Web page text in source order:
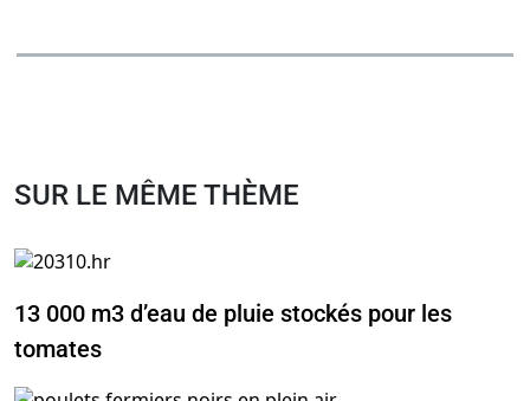
SUR LE MÊME THÈME
13 000 m3 d’eau de pluie stockés pour les
tomates